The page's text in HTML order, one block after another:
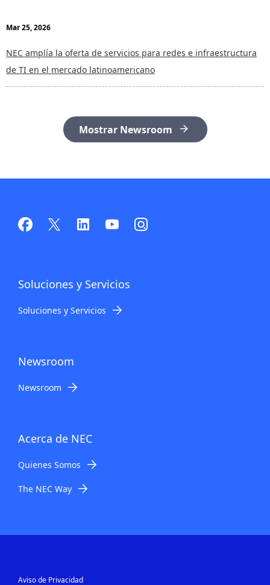
Mar 25, 2026
NEC amplía la oferta de servicios para redes e infraestructura
de TI en el mercado latinoamericano
Mostrar Newsroom
Soluciones y Servicios
Soluciones y Servicios
Newsroom
Newsroom
Acerca de NEC
Quienes Somos
The NEC Way
Aviso de Privacidad